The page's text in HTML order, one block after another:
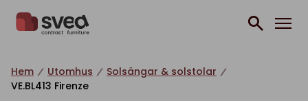
Hem Utomhus
Solsängar & solstolar
VE.BL413 Firenze